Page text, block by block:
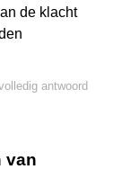
de klacht
antwoord
van